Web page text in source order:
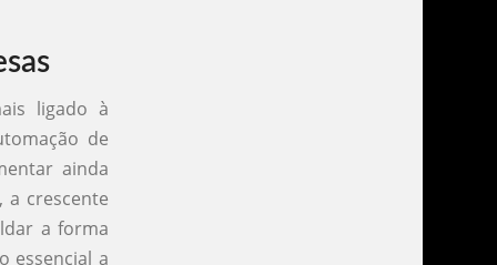
ligado à
de
ainda
a crescente
a forma
essencial a